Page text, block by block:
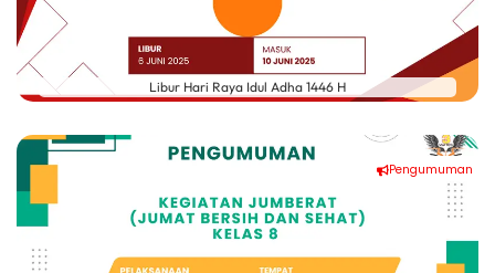
Libur Hari Raya Idul Adha 1446 H
Pengumuman